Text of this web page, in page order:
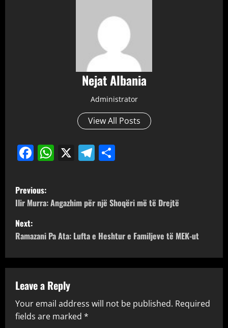
Nejat Albania
Administrator
View All Posts
Facebook
WhatsApp
X Telegram
P
o
s
n
a
v
Previous:
Ilir Murra: Angazhim për një Shoqëri më të Drejtë
Next:
Ramazani Pa Ata: Lufta e Heshtur e Familjeve të MEK-ut
Leave a Reply
Your email address will not be published. Required
fields are marked *